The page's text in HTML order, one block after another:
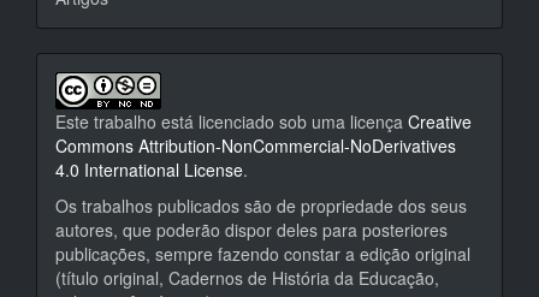
Este trabalho está licenciado sob uma licença Creative
Commons Attribution-NonCommercial-NoDerivatives
4.0 International License.
Os trabalhos publicados são de propriedade dos seus
autores, que poderão dispor deles para posteriores
publicações, sempre fazendo constar a edição original
(título original, Cadernos de História da Educação,